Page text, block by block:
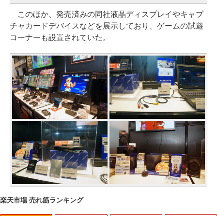
このほか、発売済みの同社液晶ディスプレイやキャプ
チャカードデバイスなどを展示しており、ゲームの試遊
コーナーも設置されていた。
楽天市場 売れ筋ランキング